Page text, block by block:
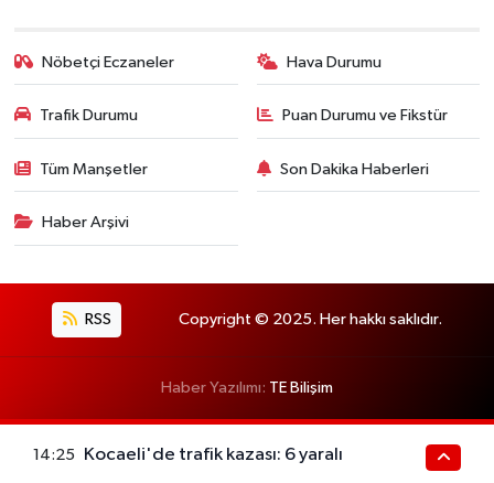
Nöbetçi Eczaneler Hava Durumu
Trafik Durumu Puan Durumu ve Fikstür
Tüm Manşetler Son Dakika Haberleri
Haber Arşivi
RSS Copyright © 2025. Her hakkı saklıdır.
Haber Yazılımı: TE Bilişim
14:25 Kocaeli'de trafik kazası: 6 yaralı